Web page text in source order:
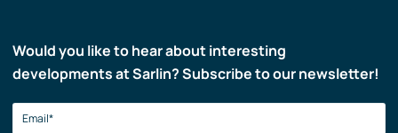
Would you like to hear about interesting
developments at Sarlin? Subscribe to our newsletter!